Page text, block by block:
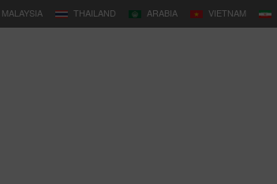
MALAYSIA THAILAND ARABIA VIETNAM